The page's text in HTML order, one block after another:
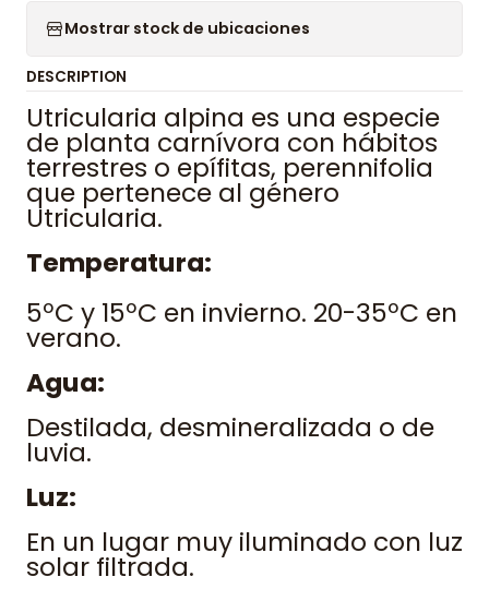
Mostrar stock de ubicaciones
DESCRIPTION
Utricularia alpina es una especie
de planta carnívora con hábitos
terrestres o epífitas, perennifolia
que pertenece al género
Utricularia.
Temperatura:
5ºC y 15ºC en invierno. 20-35ºC en
verano.
Agua:
Destilada, desmineralizada o de
luvia.
Luz:
En un lugar muy iluminado con luz
solar filtrada.